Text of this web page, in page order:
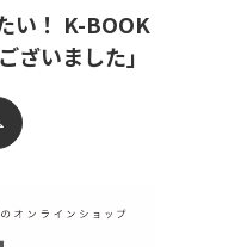
い！ K-BOOK
ざいました」